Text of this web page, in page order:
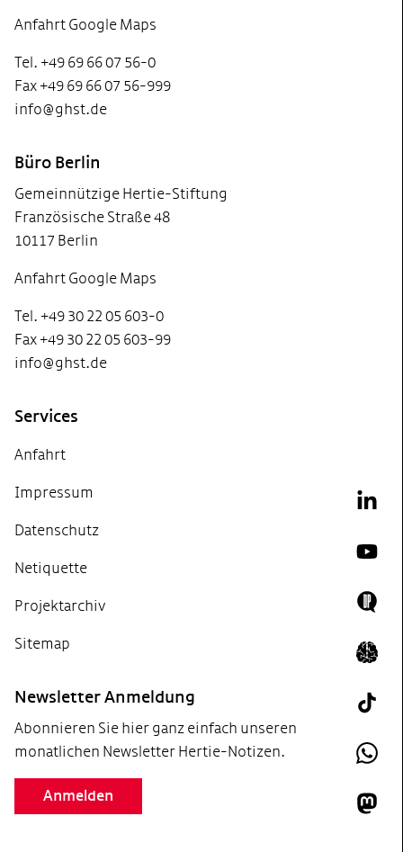
Anfahrt Google Maps
Tel. +49 69 66 07 56-0
Fax +49 69 66 07 56-999
info@ghst.de
Büro Berlin
Gemeinnützige Hertie-Stiftung
Französische Straße 48
10117 Berlin
Anfahrt Google Maps
Tel. +49 30 22 05 603-0
Fax +49 30 22 05 603-99
info@ghst.de
Services
Anfahrt
Impressum
Datenschutz
Netiquette
Projektarchiv
Sitemap
Newsletter Anmeldung
Abonnieren Sie hier ganz einfach unseren
monatlichen Newsletter Hertie-Notizen.
Anmelden
Icon
Tik